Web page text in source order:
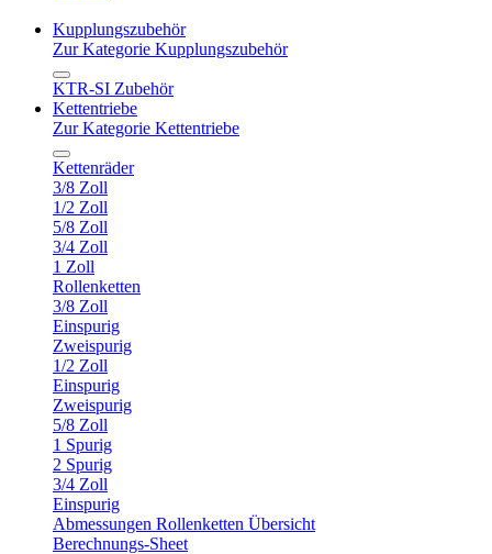
Kupplungszubehör
Zur Kategorie Kupplungszubehör
KTR-SI Zubehör
Kettentriebe
Zur Kategorie Kettentriebe
Kettenräder
3/8 Zoll
1/2 Zoll
5/8 Zoll
3/4 Zoll
1 Zoll
Rollenketten
3/8 Zoll
Einspurig
Zweispurig
1/2 Zoll
Einspurig
Zweispurig
5/8 Zoll
1 Spurig
2 Spurig
3/4 Zoll
Einspurig
Abmessungen Rollenketten Übersicht
Berechnungs-Sheet